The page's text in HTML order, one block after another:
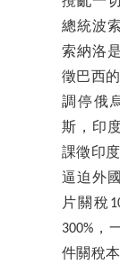
總統波
索納洛
徵巴西
調停俄
斯，印
課徵印
逼迫外
片關稅
300%，
件關稅